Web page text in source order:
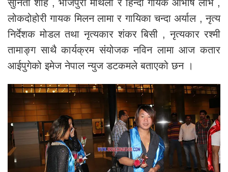
सुनिता शाह , भोजपुरी मैथिली र हिन्दी गायक आभाष लाभ ,
लोकदोहोरी गायक मिलन लामा र गायिका चन्दा अर्याल , नृत्य
निर्देशक मोडल तथा नृत्यकार शंकर बिसी , नृत्यकार रश्मी
तामाङ्ग साथै कार्यक्रम संयोजक नविन लामा आज कतार
आईपुगेको इमेज नेपाल न्युज डटकमले बताएको छन ।